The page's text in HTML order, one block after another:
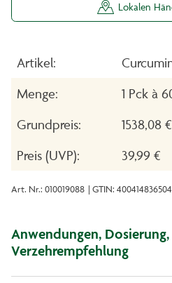
Lokalen
Artikel:
Menge:
1 Pck à
Grundpreis:
1538,08
Preis (UVP):
39,99 €
Art. Nr.: 010019088 | GTIN:
Anwendungen, Dosierung,
Verzehrempfehlung